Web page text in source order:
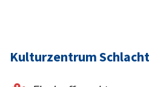
Kulturzentrum